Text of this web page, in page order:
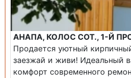
АНАПА, КОЛОС СОТ., 1-Й
Продается уютный
заезжай и живи! ​Идеальный
комфорт современного